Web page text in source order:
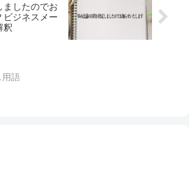
ましたのでお
ビジネスメー
釈
用語